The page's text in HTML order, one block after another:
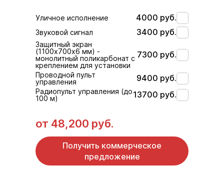
от 48,200 руб.
Получить коммерческое
предложение
Уличное исполнение 4000 руб.
Звуковой сигнал 3400 руб.
Защитный экран
(1100х700х6 мм) -
монолитный поликарбонат с
креплением для установки
7300 руб.
Проводной пульт
управления
9400 руб.
Радиопульт управления (до
100 м)
13700 руб.